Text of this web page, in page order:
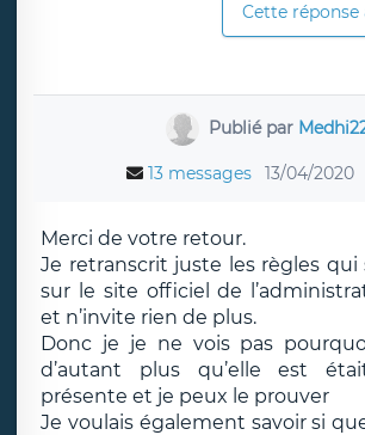
Cette réponse
Publié par
13 messages 13/04/2020
Merci de votre retour.
Je retranscrit juste les règles
sur le site officiel de
et n’invite rien de plus.
Donc je je ne vois pas
d’autant plus qu’elle est
présente et je peux le prouver
Je voulais également savoir si